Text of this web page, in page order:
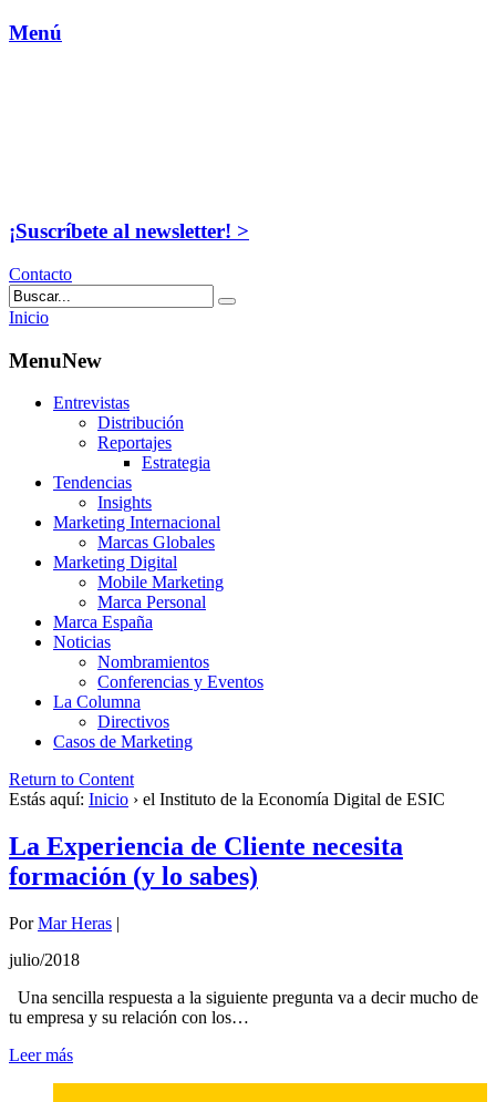
Menú
¡Suscríbete al newsletter! >
Contacto
Inicio
MenuNew
Entrevistas
Distribución
Reportajes
Estrategia
Tendencias
Insights
Marketing Internacional
Marcas Globales
Marketing Digital
Mobile Marketing
Marca Personal
Marca España
Noticias
Nombramientos
Conferencias y Eventos
La Columna
Directivos
Casos de Marketing
Return to Content
Estás aquí: Inicio › el Instituto de la Economía Digital de ESIC
La Experiencia de Cliente necesita
formación (y lo sabes)
PorMar Heras |
julio/2018
Una sencilla respuesta a la siguiente pregunta va a decir mucho de
tu empresa y su relación con los…
Leer más